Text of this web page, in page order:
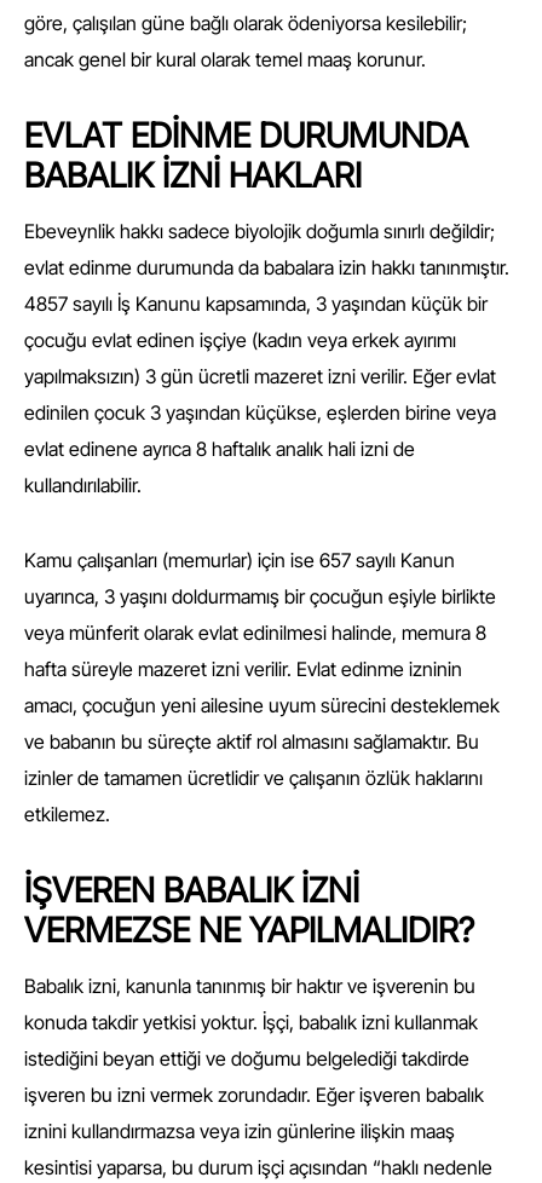
göre, çalışılan güne bağlı olarak ödeniyorsa kesilebilir;
ancak genel bir kural olarak temel maaş korunur.
EVLAT EDİNME DURUMUNDA
BABALIK İZNİ HAKLARI
Ebeveynlik hakkı sadece biyolojik doğumla sınırlı değildir;
evlat edinme durumunda da babalara izin hakkı tanınmıştır.
4857 sayılı İş Kanunu kapsamında, 3 yaşından küçük bir
çocuğu evlat edinen işçiye (kadın veya erkek ayırımı
yapılmaksızın) 3 gün ücretli mazeret izni verilir. Eğer evlat
edinilen çocuk 3 yaşından küçükse, eşlerden birine veya
evlat edinene ayrıca 8 haftalık analık hali izni de
kullandırılabilir.
Kamu çalışanları (memurlar) için ise 657 sayılı Kanun
uyarınca, 3 yaşını doldurmamış bir çocuğun eşiyle birlikte
veya münferit olarak evlat edinilmesi halinde, memura 8
hafta süreyle mazeret izni verilir. Evlat edinme izninin
amacı, çocuğun yeni ailesine uyum sürecini desteklemek
ve babanın bu süreçte aktif rol almasını sağlamaktır. Bu
izinler de tamamen ücretlidir ve çalışanın özlük haklarını
etkilemez.
İŞVEREN BABALIK İZNİ
VERMEZSE NE YAPILMALIDIR?
Babalık izni, kanunla tanınmış bir haktır ve işverenin bu
konuda takdir yetkisi yoktur. İşçi, babalık izni kullanmak
istediğini beyan ettiği ve doğumu belgelediği takdirde
işveren bu izni vermek zorundadır. Eğer işveren babalık
iznini kullandırmazsa veya izin günlerine ilişkin maaş
kesintisi yaparsa, bu durum işçi açısından “haklı nedenle